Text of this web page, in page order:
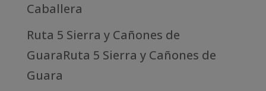
Caballera
Ruta 5 Sierra y Cañones de
GuaraRuta 5 Sierra y Cañones de
Guara